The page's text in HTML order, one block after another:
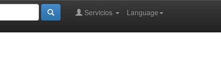
Language
Servicios